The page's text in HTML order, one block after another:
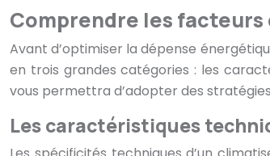
Comprendre les
Avant d’optimiser la dépense
en trois grandes catégories : les
vous permettra d’adopter des
Les caractéristiques